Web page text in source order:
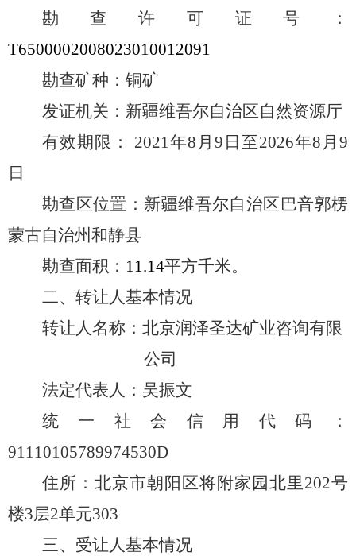
勘查许可证号：
T6500002008023010012091
勘查矿种：铜矿
发证机关：新疆维吾尔自治区自然资源厅
有效期限：
2021年8 月 9 日至2026年8 月9
日
勘查区位置：新疆维吾尔自治区巴音郭楞
蒙古自治州和静县
勘查面积： 11.14平方千米。
二、转让人基本情况
转让人名称：北京润泽圣达矿业咨询有限
公司
法定代表人：吴振文
统一社会信用代码：
91110105789974530D
住所：北京市朝阳区将附家园北里202号
楼3层2单元303
三、受让人基本情况